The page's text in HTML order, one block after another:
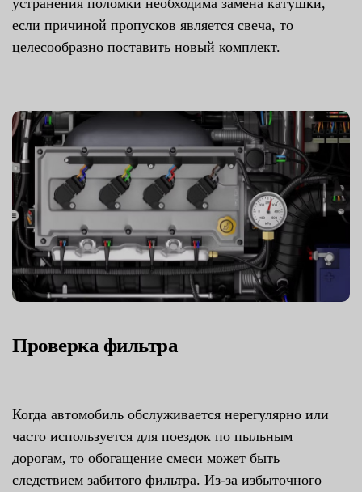
устранения поломки необходима замена катушки,
если причиной пропусков является свеча, то
целесообразно поставить новый комплект.
Проверка фильтра
Когда автомобиль обслуживается нерегулярно или
часто используется для поездок по пыльным
дорогам, то обогащение смеси может быть
следствием забитого фильтра. Из-за избыточного